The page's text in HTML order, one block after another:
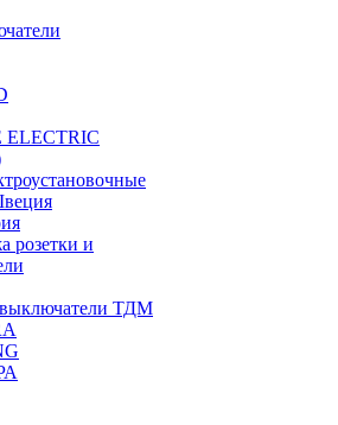
ELECTRIC
розетки и
выключатели ТДМ